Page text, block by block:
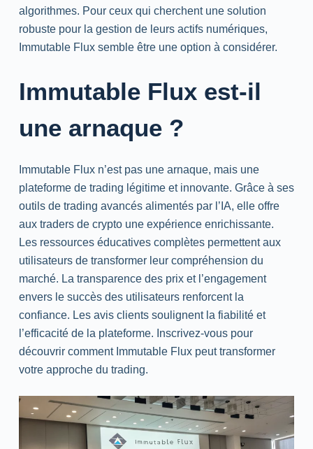
algorithmes. Pour ceux qui cherchent une solution
robuste pour la gestion de leurs actifs numériques,
Immutable Flux semble être une option à considérer.
Immutable Flux est-il
une arnaque ?
Immutable Flux n’est pas une arnaque, mais une
plateforme de trading légitime et innovante. Grâce à ses
outils de trading avancés alimentés par l’IA, elle offre
aux traders de crypto une expérience enrichissante.
Les ressources éducatives complètes permettent aux
utilisateurs de transformer leur compréhension du
marché. La transparence des prix et l’engagement
envers le succès des utilisateurs renforcent la
confiance. Les avis clients soulignent la fiabilité et
l’efficacité de la plateforme. Inscrivez-vous pour
découvrir comment Immutable Flux peut transformer
votre approche du trading.